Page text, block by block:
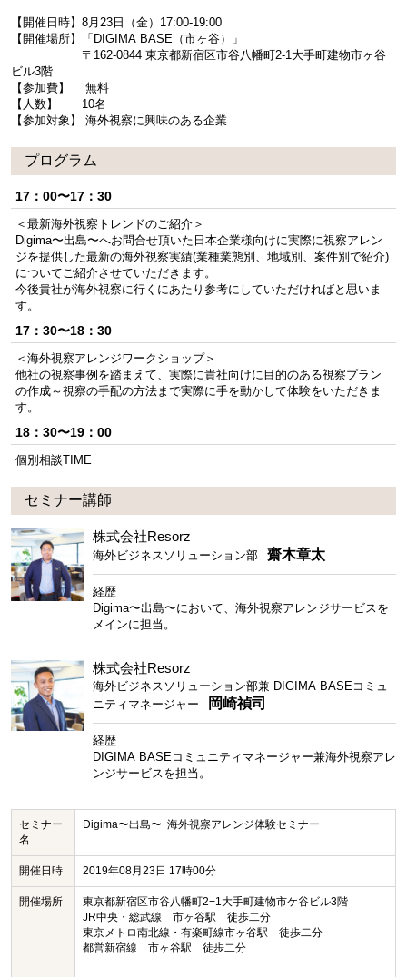
【開催日時】8月23日（金）17:00-19:00
【開催場所】「DIGIMA BASE（市ヶ谷）」
〒162-0844 東京都新宿区市谷八幡町2-1大手町建物市ヶ谷
ビル3階
【参加費】 無料
【人数】 10名
【参加対象】 海外視察に興味のある企業
プログラム
17：00〜17：30
＜最新海外視察トレンドのご紹介＞
Digima〜出島〜へお問合せ頂いた日本企業様向けに実際に視察アレン
ジを提供した最新の海外視察実績(業種業態別、地域別、案件別で紹介)
についてご紹介させていただきます。
今後貴社が海外視察に行くにあたり参考にしていただければと思いま
す。
17：30〜18：30
＜海外視察アレンジワークショップ＞
他社の視察事例を踏まえて、実際に貴社向けに目的のある視察プラン
の作成～視察の手配の方法まで実際に手を動かして体験をいただきま
す。
18：30〜19：00
個別相談TIME
セミナー講師
株式会社Resorz
海外ビジネスソリューション部 齋木章太
経歴
Digima〜出島〜において、海外視察アレンジサービスを
メインに担当。
株式会社Resorz
海外ビジネスソリューション部兼 DIGIMA BASEコミュ
ニティマネージャー
岡崎禎司
経歴
DIGIMA BASEコミュニティマネージャー兼海外視察アレ
ンジサービスを担当。
セミナー
名
Digima〜出島〜 海外視察アレンジ体験セミナー
開催日時 2019年08月23日 17時00分
開催場所
東京都新宿区市谷八幡町2−1大手町建物市ケ谷ビル3階
JR中央・総武線 市ヶ谷駅 徒歩二分
東京メトロ南北線・有楽町線市ヶ谷駅 徒歩二分
都営新宿線 市ヶ谷駅 徒歩二分